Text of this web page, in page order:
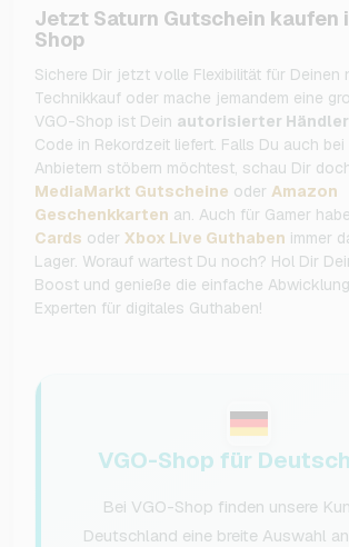
Jetzt Saturn Gutschein kaufen
Shop
Sichere Dir jetzt volle Flexibilität für Deinen
Technikkauf oder mache jemandem eine
VGO-Shop ist Dein autorisierter Händler
Code in Rekordzeit liefert. Falls Du auch bei
Anbietern stöbern möchtest, schau Dir
MediaMarkt Gutscheine oder Amazon
Geschenkkarten an. Auch für Gamer
Cards oder Xbox Live Guthaben immer
Lager. Worauf wartest Du noch? Hol Dir
Boost und genieße die einfache
Experten für digitales Guthaben!
VGO-Shop für
Bei VGO-Shop finden unsere
Deutschland eine breite Auswahl